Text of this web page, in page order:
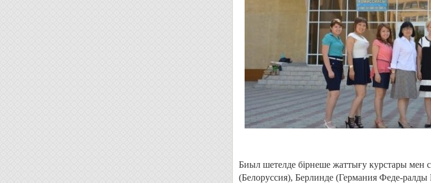
Биыл шетелде бірнеше жаттығу курстары мен
(Белоруссия), Берлинде (Германия Феде-